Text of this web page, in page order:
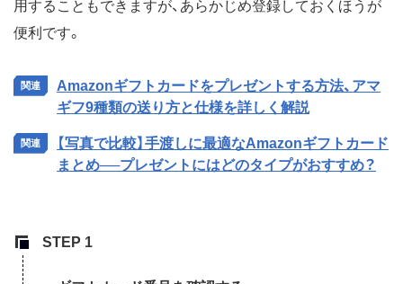
用することもできますが、あらかじめ登録しておくほうが
便利です。
Amazonギフトカードをプレゼントする方法、アマ
ギフ9種類の送り方と仕様を詳しく解説
【写真で比較】手渡しに最適なAmazonギフトカード
まとめ──プレゼントにはどのタイプがおすすめ？